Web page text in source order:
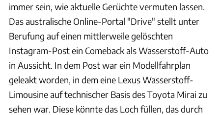
immer sein, wie aktuelle Gerüchte vermuten lassen.
Das australische Online-Portal "Drive" stellt unter
Berufung auf einen mittlerweile gelöschten
Instagram-Post ein Comeback als Wasserstoff-Auto
in Aussicht. In dem Post war ein Modellfahrplan
geleakt worden, in dem eine Lexus Wasserstoff-
Limousine auf technischer Basis des Toyota Mirai zu
sehen war. Diese könnte das Loch füllen, das durch